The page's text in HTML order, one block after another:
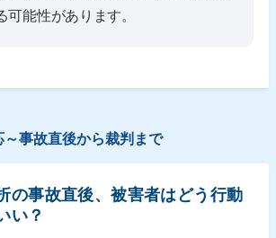
可能性があります。
事故直後から裁判まで
の事故直後、被害者はどう行動
い？